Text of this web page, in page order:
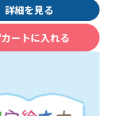
詳細を見る
カートに入れる